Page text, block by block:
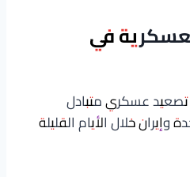
في
عسكري متبادل
خلال الأيام القليلة